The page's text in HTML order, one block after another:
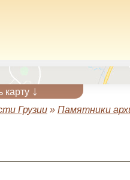
карту ↓
Грузии» Памятники